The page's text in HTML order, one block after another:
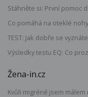
Stáhněte si: První pomoc
Co pomáhá na oteklé
TEST: Jak dobře se
Výsledky testu EQ: Co
Žena-in.cz
Kvůli migréně jsem